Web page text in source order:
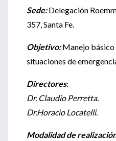
Sede:Delegación
357, Santa Fe.
Objetivo:Manejo básico
situaciones de
Directores:
Dr. Claudio Perretta.
Dr.Horacio Locatelli.
Modalidad de